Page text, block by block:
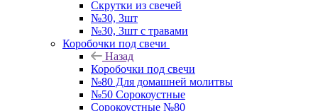
Скрутки из свечей
№30, 3шт
№30, 3шт с травами
Коробочки под свечи
Назад
Коробочки под свечи
№80 Для домашней молитвы
№50 Сорокоустные
Сорокоустные №80